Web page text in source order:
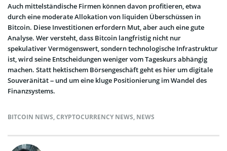
Auch mittelständische Firmen können davon profitieren, etwa
durch eine moderate Allokation von liquiden Überschüssen in
Bitcoin. Diese Investitionen erfordern Mut, aber auch eine gute
Analyse. Wer versteht, dass Bitcoin langfristig nicht nur
spekulativer Vermögenswert, sondern technologische Infrastruktur
ist, wird seine Entscheidungen weniger vom Tageskurs abhängig
machen. Statt hektischem Börsengeschäft geht es hier um digitale
Souveränität – und um eine kluge Positionierung im Wandel des
Finanzsystems.
BITCOIN NEWS,CRYPTOCURRENCY NEWS, NEWS